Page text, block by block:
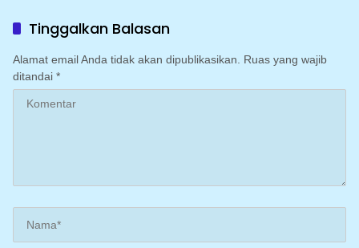
(Irpom)
Tinggalkan Balasan
Alamat email Anda tidak akan dipublikasikan. Ruas yang wajib
ditandai *